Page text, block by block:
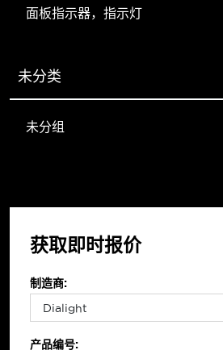
面板指示器，指示灯
未分类
未分组
获取即时报价
制造商:
产品编号: